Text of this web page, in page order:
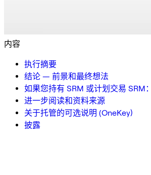
内容
执行摘要
结论 — 前景和最终想法
如果您持有 SRM 或计划交易 SRM：
进一步阅读和资料来源
关于托管的可选说明 (OneKey)
披露